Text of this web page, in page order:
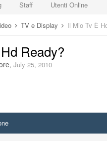
Staff Utenti Online
TV e Display Il Mio Tv È
Ready?
, July 25, 2010